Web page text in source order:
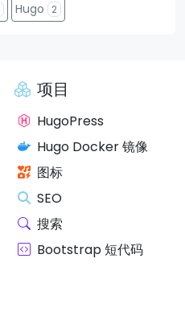
Hugo 2
项目
HugoPress
Hugo Docker 镜像
图标
SEO
搜索
Bootstrap 短代码